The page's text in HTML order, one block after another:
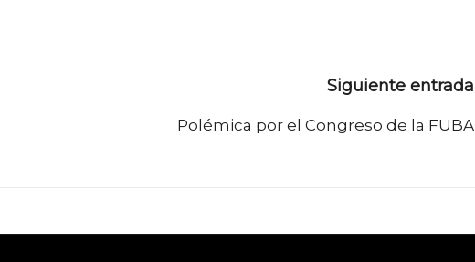
Siguiente entrada
Polémica por el Congreso de la FUBA